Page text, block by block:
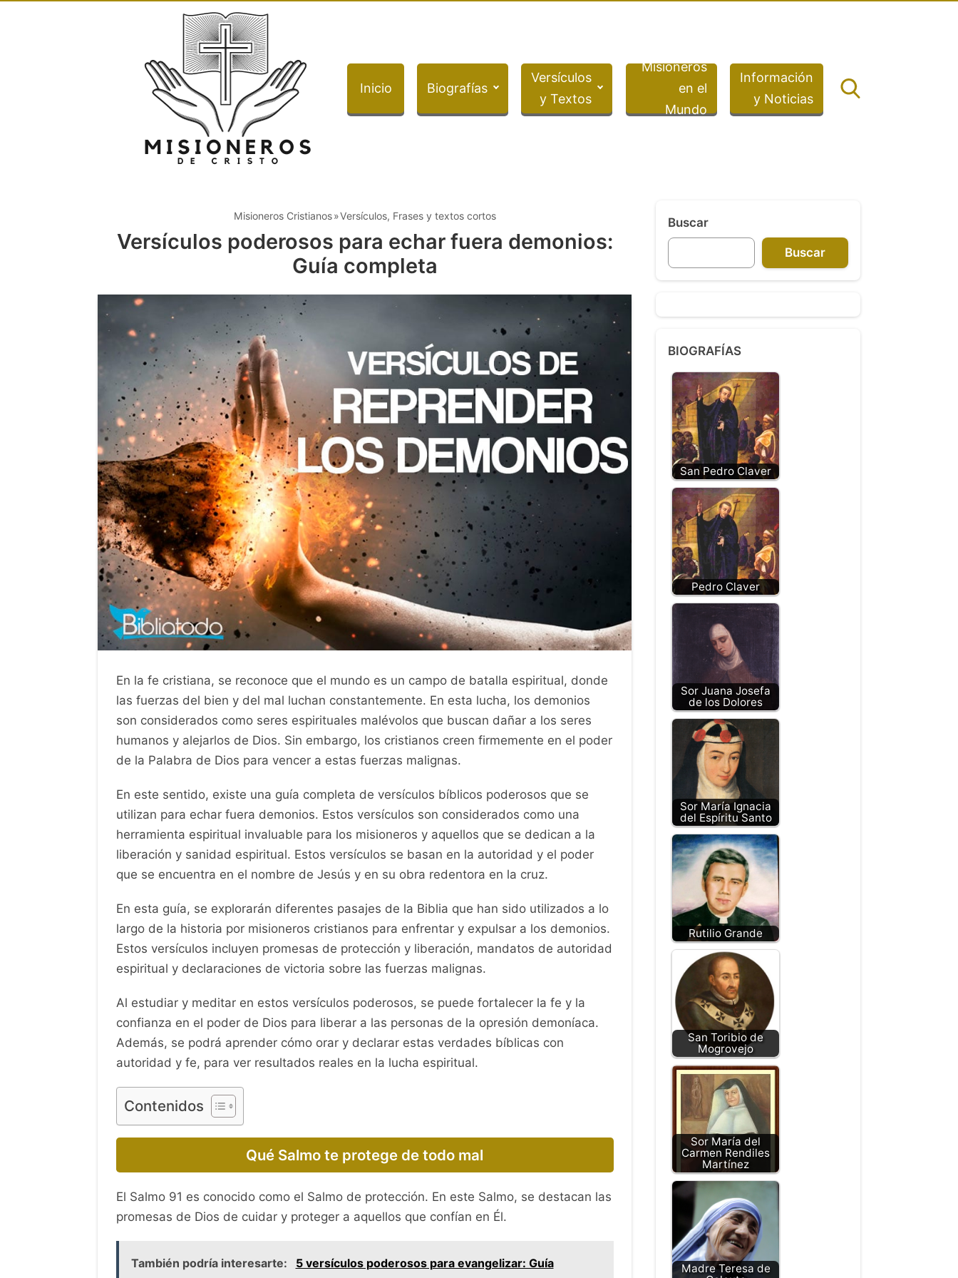
Inicio Biografías
Versículos
y Textos
Misioneros
en el
Mundo
Información
y Noticias
Misioneros Cristianos Versículos, Frases y textos cortos
Versículos poderosos para echar fuera demonios:
Guía completa
En la fe cristiana, se reconoce que el mundo es un campo de batalla espiritual, donde
las fuerzas del bien y del mal luchan constantemente. En esta lucha, los demonios
son considerados como seres espirituales malévolos que buscan dañar a los seres
humanos y alejarlos de Dios. Sin embargo, los cristianos creen firmemente en el poder
de la Palabra de Dios para vencer a estas fuerzas malignas.
En este sentido, existe una guía completa de versículos bíblicos poderosos que se
utilizan para echar fuera demonios. Estos versículos son considerados como una
herramienta espiritual invaluable para los misioneros y aquellos que se dedican a la
liberación y sanidad espiritual. Estos versículos se basan en la autoridad y el poder
que se encuentra en el nombre de Jesús y en su obra redentora en la cruz.
En esta guía, se explorarán diferentes pasajes de la Biblia que han sido utilizados a lo
largo de la historia por misioneros cristianos para enfrentar y expulsar a los demonios.
Estos versículos incluyen promesas de protección y liberación, mandatos de autoridad
espiritual y declaraciones de victoria sobre las fuerzas malignas.
Al estudiar y meditar en estos versículos poderosos, se puede fortalecer la fe y la
confianza en el poder de Dios para liberar a las personas de la opresión demoníaca.
Además, se podrá aprender cómo orar y declarar estas verdades bíblicas con
autoridad y fe, para ver resultados reales en la lucha espiritual.
Contenidos
Qué Salmo te protege de todo mal
El Salmo 91 es conocido como el Salmo de protección. En este Salmo, se destacan las
promesas de Dios de cuidar y proteger a aquellos que confían en Él.
También podría interesarte:
5 versículos poderosos para evangelizar: Guía
Buscar
Buscar
BIOGRAFÍAS
San Pedro Claver
Pedro Claver
Sor Juana Josefa
de los Dolores
Sor María Ignacia
del Espíritu Santo
Rutilio Grande
San Toribio de
Mogrovejo
Sor María del
Carmen Rendiles
Martínez
Madre Teresa de